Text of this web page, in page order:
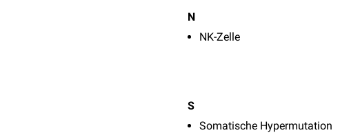
N
NK-Zelle
S
Somatische Hypermutation